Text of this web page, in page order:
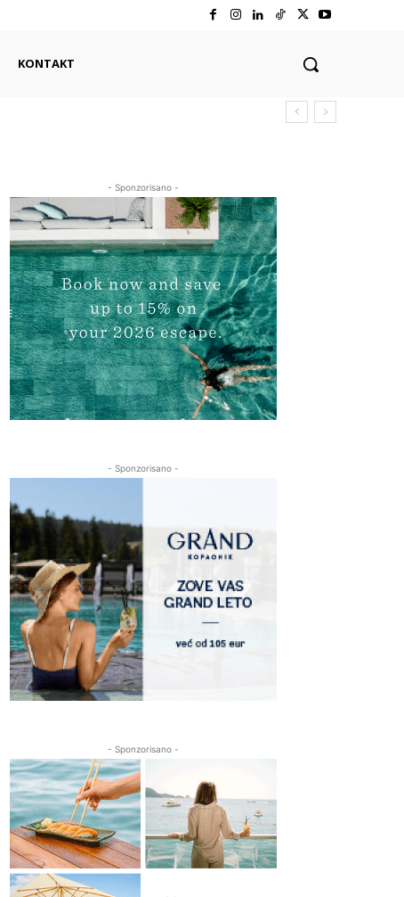
KONTAKT
- Sponzorisano -
- Sponzorisano -
- Sponzorisano -